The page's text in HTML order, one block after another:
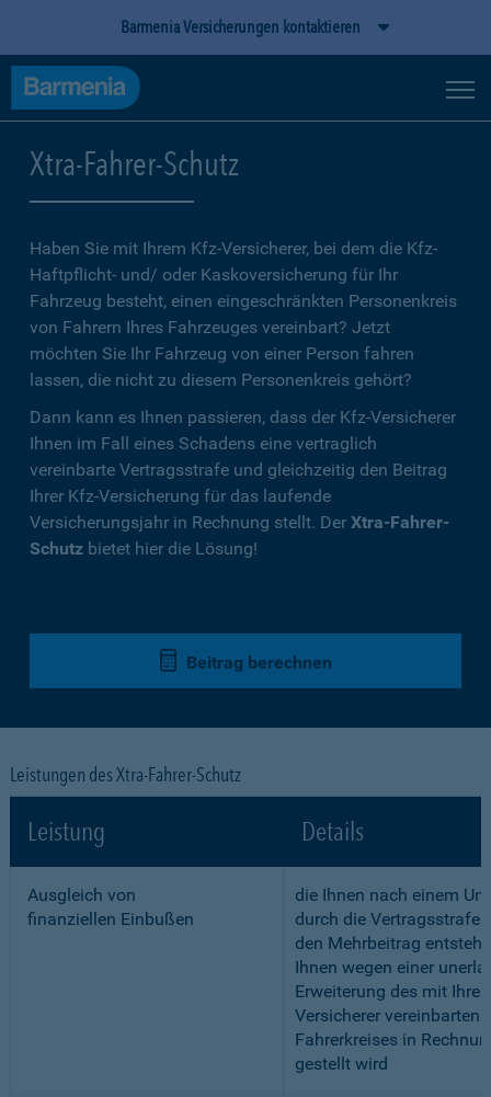
Barmenia Versicherungen kontaktieren
Xtra-Fahrer-Schutz
Haben Sie mit Ihrem Kfz-Versicherer, bei dem die Kfz-
Haftpflicht- und/ oder Kaskoversicherung für Ihr
Fahrzeug besteht, einen eingeschränkten Personenkreis
von Fahrern Ihres Fahrzeuges vereinbart? Jetzt
möchten Sie Ihr Fahrzeug von einer Person fahren
lassen, die nicht zu diesem Personenkreis gehört?
Dann kann es Ihnen passieren, dass der Kfz-Versicherer
Ihnen im Fall eines Schadens eine vertraglich
vereinbarte Vertragsstrafe und gleichzeitig den Beitrag
Ihrer Kfz-Versicherung für das laufende
Versicherungsjahr in Rechnung stellt. Der Xtra-Fahrer-
Schutz bietet hier die Lösung!
Beitrag berechnen
Leistungen des Xtra-Fahrer-Schutz
Leistung Details
Ausgleich von
finanziellen Einbußen
die Ihnen nach einem
durch die Vertragsstrafe
den Mehrbeitrag
Ihnen wegen einer
Erweiterung des mit
Versicherer vereinbarten
Fahrerkreises in
gestellt wird